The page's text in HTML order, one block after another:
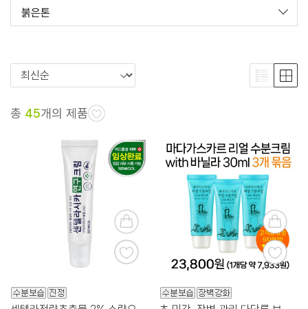
붉은톤
총 45개의 제품